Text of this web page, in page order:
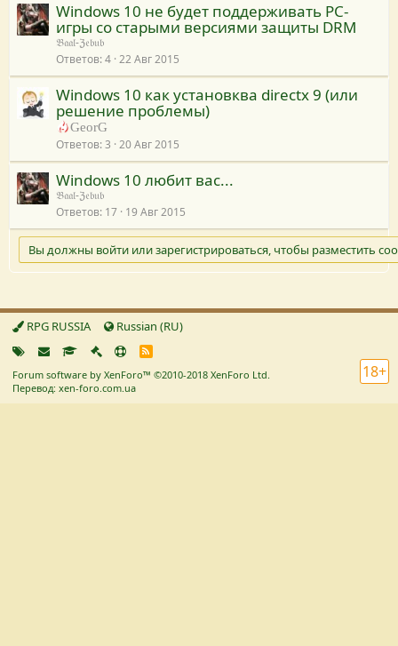
Windows 10 не будет поддерживать PC-
игры со старыми версиями защиты DRM
𝔅𝔞𝔞𝔩-ℨ𝔢𝔟𝔲𝔟
Ответов 4 22 Авг 2015
Windows 10 как установква directx 9 (или
решение проблемы)
GeorG
Ответов 3 20 Авг 2015
Windows 10 любит вас...
𝔅𝔞𝔞𝔩-ℨ𝔢𝔟𝔲𝔟
Ответов 17 19 Авг 2015
Вы должны войти или зарегистрироваться, чтобы разместить
RPG RUSSIA Russian (RU)
R
S
18+
Forum software by XenForo™ ©2010-2018 XenForo Ltd.
Перевод: xen-foro.com.ua